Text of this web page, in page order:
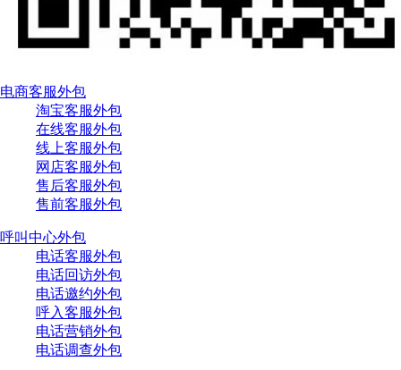
电商客服外包
淘宝客服外包
在线客服外包
线上客服外包
网店客服外包
售后客服外包
售前客服外包
呼叫中心外包
电话客服外包
电话回访外包
电话邀约外包
呼入客服外包
电话营销外包
电话调查外包